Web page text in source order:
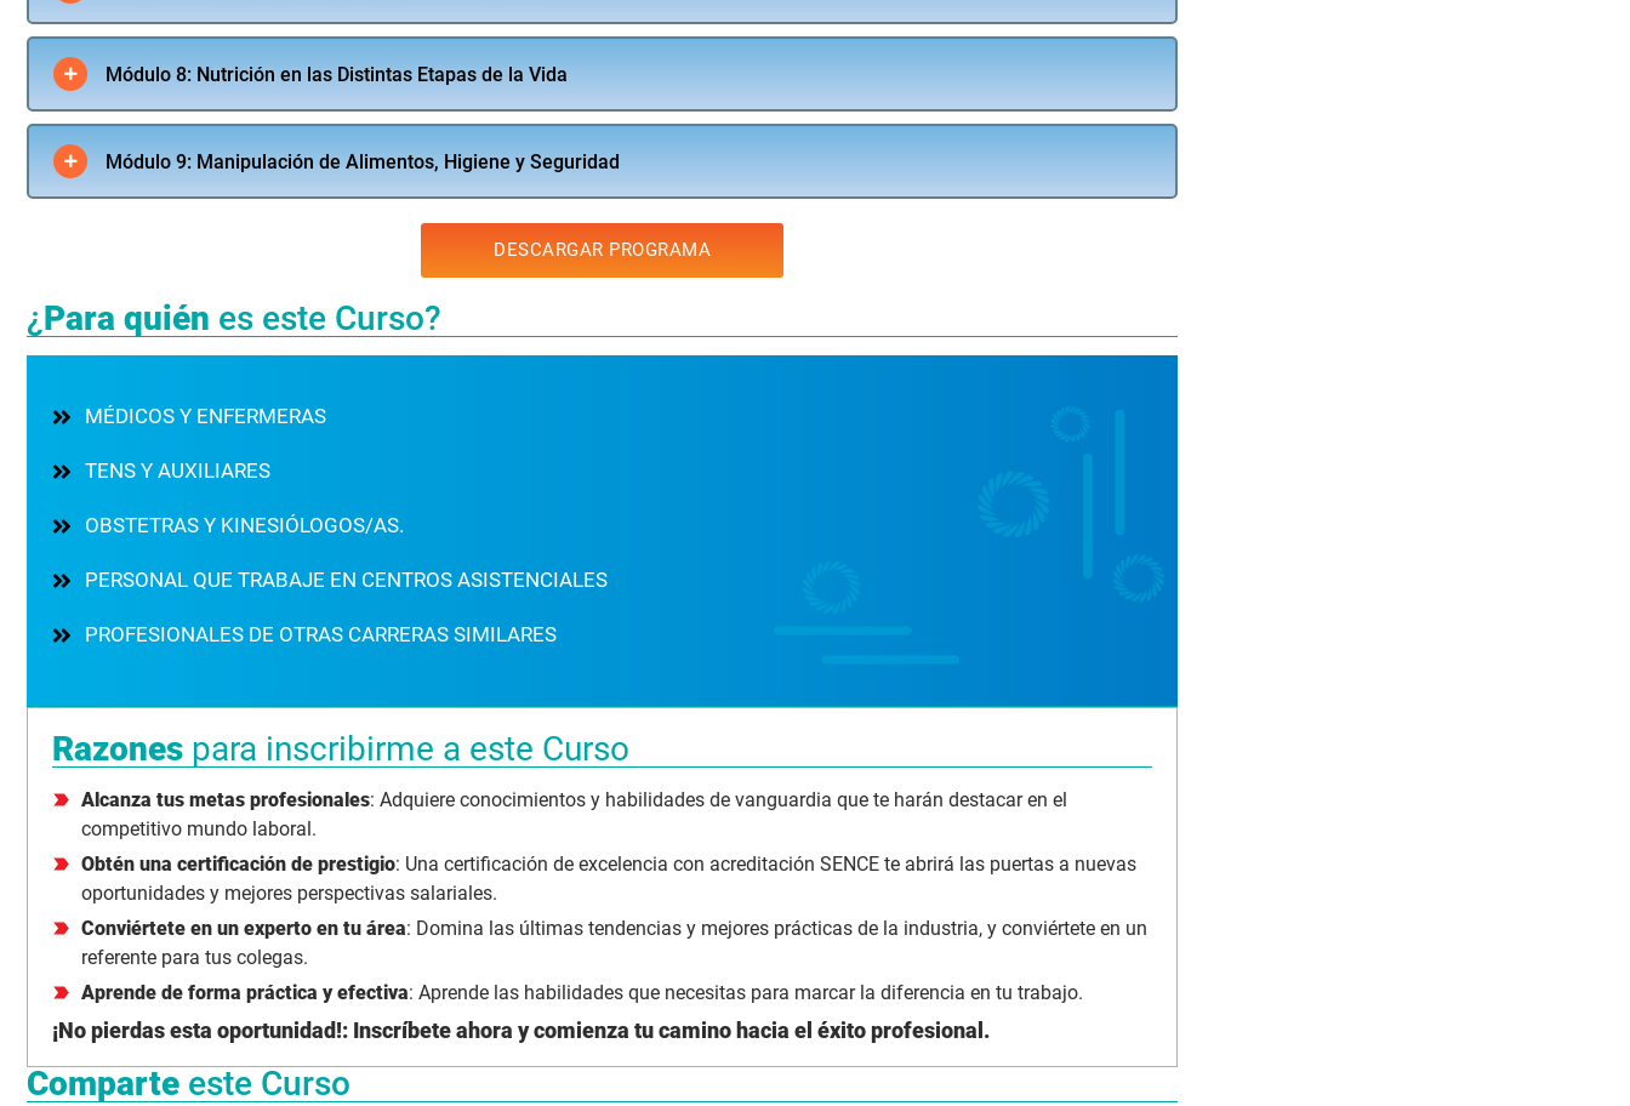
Módulo 8: Nutrición en las Distintas Etapas de la Vida
Módulo 9: Manipulación de Alimentos, Higiene y Seguridad
DESCARGAR PROGRAMA
¿Para quién es este Curso?
MÉDICOS Y ENFERMERAS
TENS Y AUXILIARES
OBSTETRAS Y KINESIÓLOGOS/AS.
PERSONAL QUE TRABAJE EN CENTROS ASISTENCIALES
PROFESIONALES DE OTRAS CARRERAS SIMILARES
Razones para inscribirme a este Curso
Alcanza tus metas profesionales: Adquiere conocimientos y habilidades de vanguardia que te harán destacar en el
competitivo mundo laboral.
Obtén una certificación de prestigio: Una certificación de excelencia con acreditación SENCE te abrirá las puertas a nuevas
oportunidades y mejores perspectivas salariales.
Conviértete en un experto en tu área: Domina las últimas tendencias y mejores prácticas de la industria, y conviértete en un
referente para tus colegas.
Aprende de forma práctica y efectiva: Aprende las habilidades que necesitas para marcar la diferencia en tu trabajo.
¡No pierdas esta oportunidad!: Inscríbete ahora y comienza tu camino hacia el éxito profesional.
Comparte este Curso